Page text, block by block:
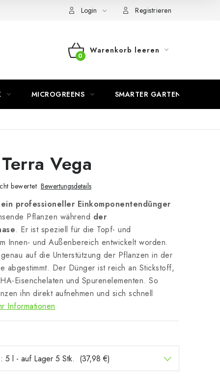
Login Registrieren
WARENKORB
Warenkorb leeren
MICROGREENS SMARTER GARTEN
Vega
bewertet Bewertungsdetails
ein professioneller Einkomponentendünger
Pflanzen während der
. Er ist speziell für die Topf- und
Innen- und Außenbereich entwickelt worden.
auf die Unterstützung der Pflanzen in der
abgestimmt. Der Dünger ist reich an Stickstoff,
Eisenchelaten und Spurenelementen. So
ihn direkt aufnehmen und sich schnell
Informationen